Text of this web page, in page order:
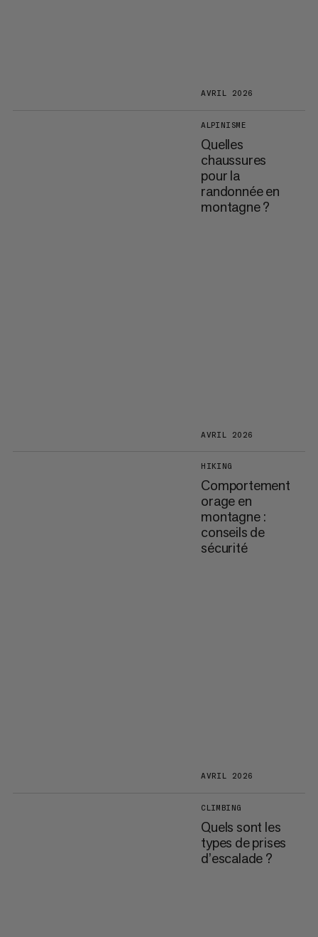
AVRIL 2026
ALPINISME
Quelles
chaussures
pour la
randonnée en
montagne ?
AVRIL 2026
HIKING
Comportement
orage en
montagne :
conseils de
sécurité
AVRIL 2026
CLIMBING
Quels sont les
types de prises
d’escalade ?